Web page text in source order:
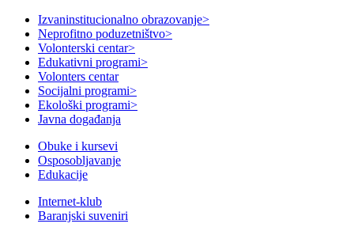
Izvaninstitucionalno obrazovanje>
Neprofitno poduzetništvo>
Volonterski centar>
Edukativni programi>
Volonters centar
Socijalni programi>
Ekološki programi>
Javna događanja
Obuke i kursevi
Osposobljavanje
Edukacije
Internet-klub
Baranjski suveniri